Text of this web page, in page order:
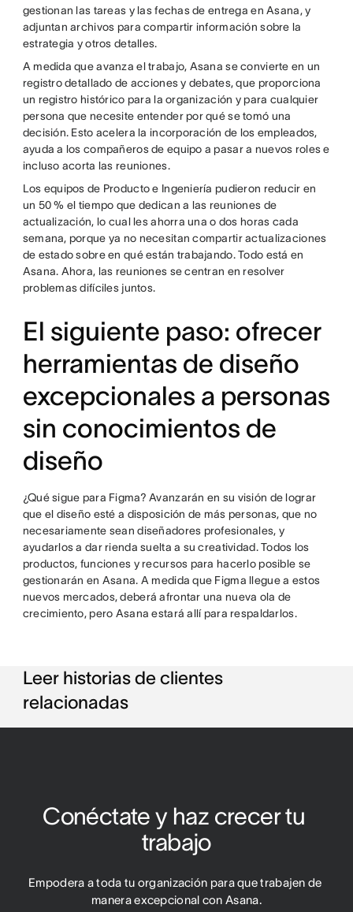
gestionan las tareas y las fechas de entrega en Asana, y
adjuntan archivos para compartir información sobre la
estrategia y otros detalles.
A medida que avanza el trabajo, Asana se convierte en un
registro detallado de acciones y debates, que proporciona
un registro histórico para la organización y para cualquier
persona que necesite entender por qué se tomó una
decisión. Esto acelera la incorporación de los empleados,
ayuda a los compañeros de equipo a pasar a nuevos roles e
incluso acorta las reuniones.
Los equipos de Producto e Ingeniería pudieron reducir en
un 50 % el tiempo que dedican a las reuniones de
actualización, lo cual les ahorra una o dos horas cada
semana, porque ya no necesitan compartir actualizaciones
de estado sobre en qué están trabajando. Todo está en
Asana. Ahora, las reuniones se centran en resolver
problemas difíciles juntos.
El siguiente paso: ofrecer
herramientas de diseño
excepcionales a personas
sin conocimientos de
diseño
¿Qué sigue para Figma? Avanzarán en su visión de lograr
que el diseño esté a disposición de más personas, que no
necesariamente sean diseñadores profesionales, y
ayudarlos a dar rienda suelta a su creatividad. Todos los
productos, funciones y recursos para hacerlo posible se
gestionarán en Asana. A medida que Figma llegue a estos
nuevos mercados, deberá afrontar una nueva ola de
crecimiento, pero Asana estará allí para respaldarlos.
Leer historias de clientes
relacionadas
Conéctate y haz crecer tu
trabajo
Empodera a toda tu organización para que trabajen de
manera excepcional con Asana.